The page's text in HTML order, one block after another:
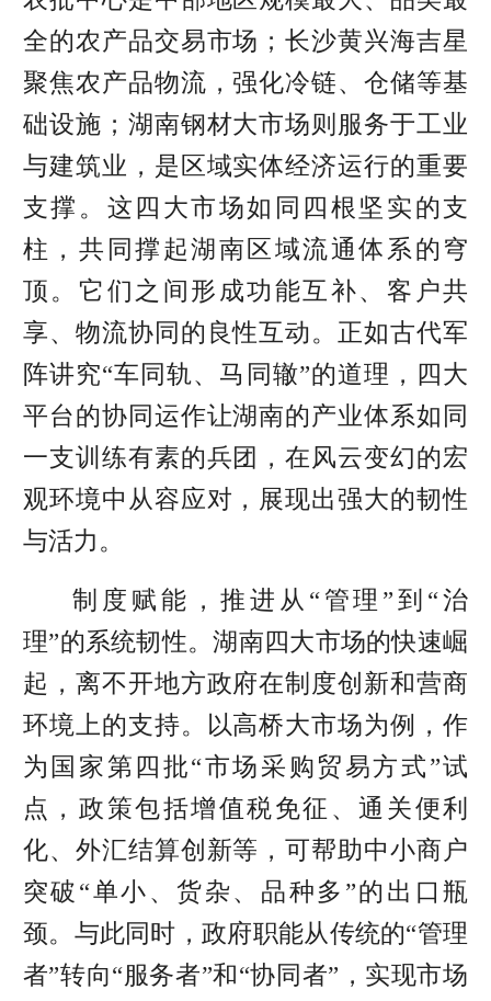
全的农产品交易市场；长沙黄兴海吉星
聚焦农产品物流，强化冷链、仓储等基
础设施；湖南钢材大市场则服务于工业
与建筑业，是区域实体经济运行的重要
支撑。这四大市场如同四根坚实的支
柱，共同撑起湖南区域流通体系的穹
顶。它们之间形成功能互补、客户共
享、物流协同的良性互动。正如古代军
阵讲究“车同轨、马同辙”的道理，四大
平台的协同运作让湖南的产业体系如同
一支训练有素的兵团，在风云变幻的宏
观环境中从容应对，展现出强大的韧性
与活力。
制度赋能，推进从“管理”到“治
理”的系统韧性。湖南四大市场的快速崛
起，离不开地方政府在制度创新和营商
环境上的支持。以高桥大市场为例，作
为国家第四批“市场采购贸易方式”试
点，政策包括增值税免征、通关便利
化、外汇结算创新等，可帮助中小商户
突破“单小、货杂、品种多”的出口瓶
颈。与此同时，政府职能从传统的“管理
者”转向“服务者”和“协同者”，实现市场